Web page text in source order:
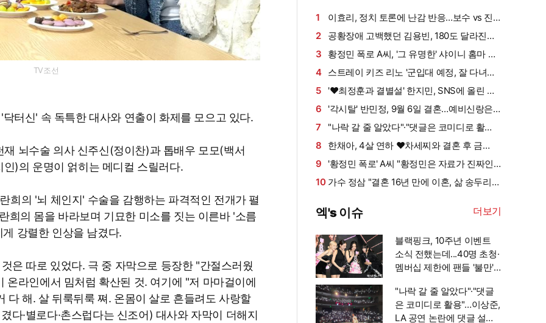
TV조선
터신' 속 독특한 대사와 연출이 화제를 모으고 있다.
뇌수술 의사 신주신(정이찬)과 톱배우 모모(백서
)의 운명이 얽히는 메디컬 스릴러다.
희의 '뇌 체인지' 수술을 감행하는 파격적인 전개가 펼
희의 몸을 바라보며 기묘한 미소를 짓는 이른바 '소름
강렬한 인상을 남겼다.
은 따로 있었다. 극 중 자막으로 등장한 "간절스러웠
온라인에서 밈처럼 확산된 것. 여기에 "저 마마걸이에
다 해. 살 뒤룩뒤룩 쪄. 온몸이 살로 흔들려도 사랑할
다·별로다·촌스럽다는 신조어) 대사와 자막이 더해지
1
이효리, 정치 토론에 난감 반응…보수 vs 진
보 사연에 "빠지면 안 될까요?"
2
공황장애 고백했던 김용빈, 180도 달라진
삶…연이은 겹경사
3
황정민 폭로 A씨, '그 유명한' 샤이니 홈마 출
신?…"고마워서 술 사려던 건데" 침묵 이유 있었
나 [엑's 이슈]
4
스트레이 키즈 리노 '군입대 예정, 잘 다녀올
게요~'[엑's HD포토]
5
'♥최정훈과 결별설' 한지민, SNS에 올린 근
황 보니
6
'각시탈' 반민정, 9월 6일 결혼…예비신랑은
연상의 사업가 [공식]
7
"나락 갈 줄 알았다"·"댓글은 코미디로 활
용"…이상준, LA 공연 논란에 댓글 설전까지
[엑's 이슈]
8
한채아, 4살 연하 ♥차세찌와 결혼 후 금
주…"다 잡은 물고기에 미끼를 왜 던져?" (광예
원)
9
'황정민 폭로' A씨 "황정민은 자료가 진짜인
것 알고 있어…아니었다면 '조작·허위'라 했을
10 가수 정삼 "결혼 16년 만에 이혼, 삶 송두리째
엑's 이슈 더보기
블랙핑크, 10주년 이벤트
소식 전했는데...40명 초청·
멤버십 제한에 팬들 '불만'
"나락 갈 줄 알았다"·"댓글
은 코미디로 활용"…이상준,
LA 공연 논란에 댓글 설전